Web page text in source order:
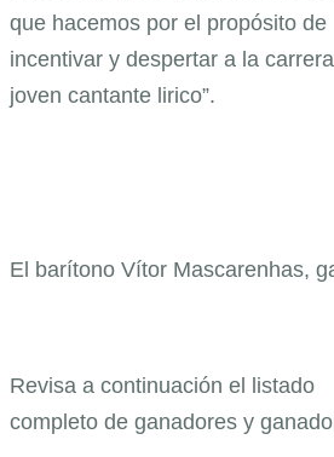
que hacemos por el propósito de
incentivar y despertar a la
joven cantante lirico”.
El barítono Vítor Mascarenhas,
Revisa a continuación el listado
completo de ganadores y